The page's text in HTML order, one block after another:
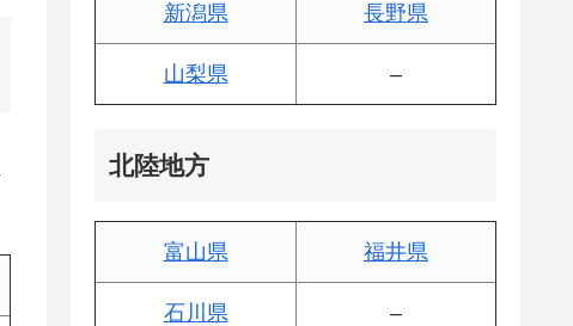
新潟県 長野県
山梨県 –
北陸地方
富山県 福井県
石川県 –